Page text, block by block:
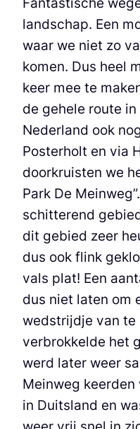
landschap. Een
waar we niet zo
komen. Dus heel
keer mee te
de gehele route
Nederland ook
Posterholt en via
doorkruisten we
Park De
schitterend
dit gebied zeer
dus ook flink
vals plat! Een
dus niet laten om
wedstrijdje van te
verbrokkelde het
werd later weer
Meinweg
in Duitsland en